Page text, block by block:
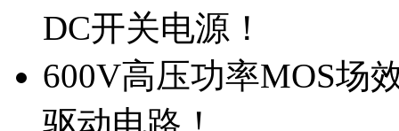
DC开关电源！
600V高压功率MOS场